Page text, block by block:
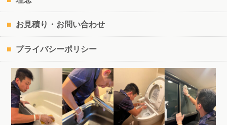
お見積り・お問い合わせ
プライバシーポリシー